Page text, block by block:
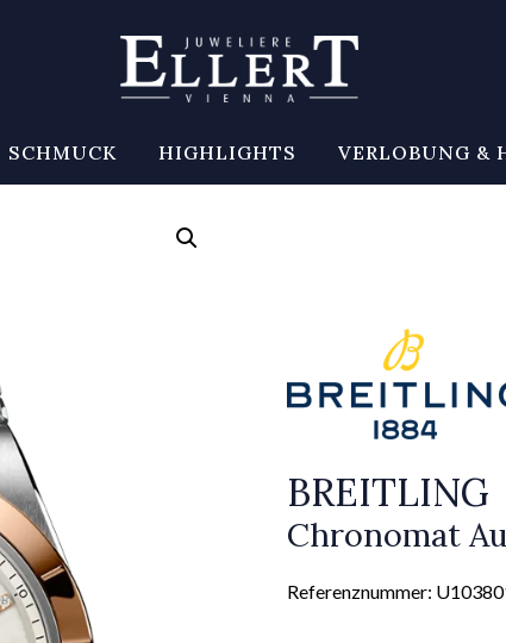
SCHMUCK HIGHLIGHTS VERLOBUNG &
BREITLING
Chronomat
Referenznummer: